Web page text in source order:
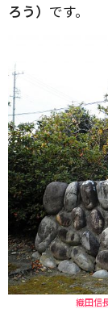
ろう） です。
織田信